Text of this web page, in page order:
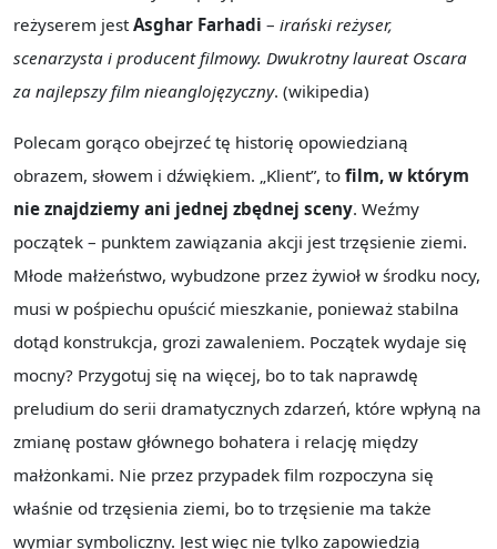
reżyserem jest Asghar Farhadi – irański reżyser,
scenarzysta i producent filmowy. Dwukrotny laureat Oscara
za najlepszy film nieanglojęzyczny. (wikipedia)
Polecam gorąco obejrzeć tę historię opowiedzianą
obrazem, słowem i dźwiękiem. „Klient”, to film, w którym
nie znajdziemy ani jednej zbędnej sceny. Weźmy
początek – punktem zawiązania akcji jest trzęsienie ziemi.
Młode małżeństwo, wybudzone przez żywioł w środku nocy,
musi w pośpiechu opuścić mieszkanie, ponieważ stabilna
dotąd konstrukcja, grozi zawaleniem. Początek wydaje się
mocny? Przygotuj się na więcej, bo to tak naprawdę
preludium do serii dramatycznych zdarzeń, które wpłyną na
zmianę postaw głównego bohatera i relację między
małżonkami. Nie przez przypadek film rozpoczyna się
właśnie od trzęsienia ziemi, bo to trzęsienie ma także
wymiar symboliczny. Jest więc nie tylko zapowiedzią